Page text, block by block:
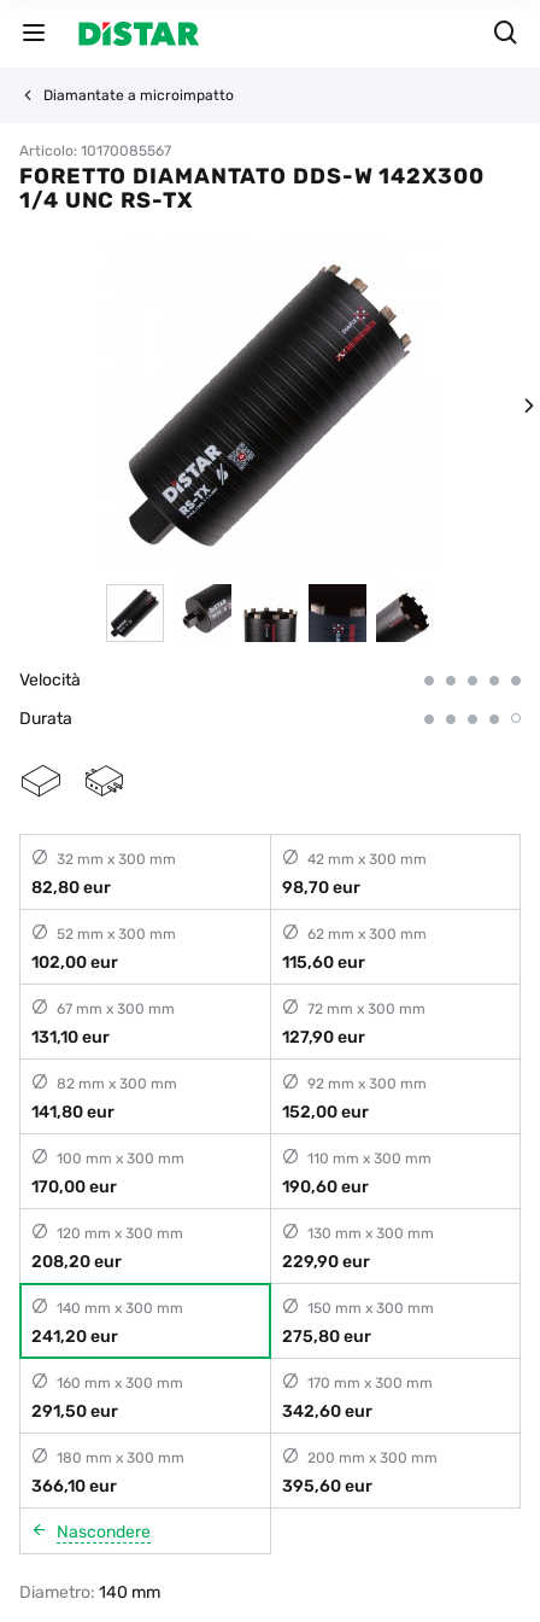
Diamantate a microimpatto
Articolo: 10170085567
FORETTO DIAMANTATO DDS-W 142X300
1/4 UNC RS-TX
Velocità
Durata
32 mm x 300 mm
82,80 eur
42 mm x 300 mm
98,70 eur
52 mm x 300 mm
102,00 eur
62 mm x 300 mm
115,60 eur
67 mm x 300 mm
131,10 eur
72 mm x 300 mm
127,90 eur
82 mm x 300 mm
141,80 eur
92 mm x 300 mm
152,00 eur
100 mm x 300 mm
170,00 eur
110 mm x 300 mm
190,60 eur
120 mm x 300 mm
208,20 eur
130 mm x 300 mm
229,90 eur
140 mm x 300 mm
241,20 eur
150 mm x 300 mm
275,80 eur
160 mm x 300 mm
291,50 eur
170 mm x 300 mm
342,60 eur
180 mm x 300 mm
366,10 eur
200 mm x 300 mm
395,60 eur
Nascondere
Diametro: 140 mm